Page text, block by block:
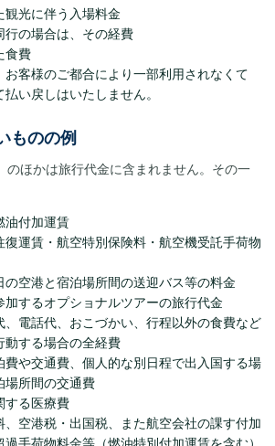
観光に伴う入場料金
行の場合は、その経費
食費
客様のご都合により一部利用されなくて
い戻しはいたしません。
ものの例
のほかは旅行代金に含まれません。その一
油付加運賃
復運賃・航空特別保険料・航空機受託手荷物
の空港と宿泊場所間の送迎バス等の料金
加するオプショナルツアーの旅行代金
、電話代、おこづかい、行程以外の食費など
動する場合の全経費
費や交通費、個人的な別日程で出入国する場
場所間の交通費
する医療費
、空港税・出国税、また航空会社の課す付加
手荷物料金等（燃油特別付加運賃を含む）